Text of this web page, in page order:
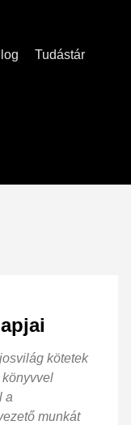
Tudástár
kötetek
a
munkát